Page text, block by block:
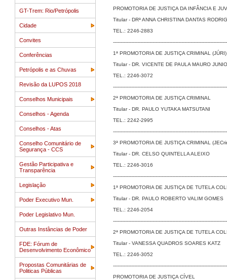
GT-Trem: Rio/Petrópolis
Cidade
Convites
Conferências
Petrópolis e as Chuvas
Revisão da LUPOS 2018
Conselhos Municipais
Conselhos - Agenda
Conselhos - Atas
Conselho Comunitário de
Segurança - CCS
Gestão Participativa e
Transparência
Legislação
Poder Executivo Mun.
Poder Legislativo Mun.
Outras Instâncias de Poder
FDE: Fórum de
Desenvolvimento Econômico
Propostas Comunitárias de
Politicas Públicas
PROMOTORIA DE JUSTIÇA DA INFÂNCIA E
Titular - DRª ANNA CHRISTINA DANTAS
TEL.: 2246-2883
1ª PROMOTORIA DE JUSTIÇA CRIMINAL (JÚRI)
Titular - DR. VICENTE DE PAULA MAURO
TEL.: 2246-3072
2ª PROMOTORIA DE JUSTIÇA CRIMINAL
Titular - DR. PAULO YUTAKA MATSUTANI
TEL.: 2242-2995
3ª PROMOTORIA DE JUSTIÇA CRIMINAL
Titular - DR. CELSO QUINTELLA ALEIXO
TEL.: 2246-3016
1ª PROMOTORIA DE JUSTIÇA DE TUTELA
Titular - DR. PAULO ROBERTO VALIM GOMES
TEL.: 2246-2054
2ª PROMOTORIA DE JUSTIÇA DE TUTELA
Titular - VANESSA QUADROS SOARES KATZ
TEL.: 2246-3052
PROMOTORIA DE JUSTIÇA CÍVEL